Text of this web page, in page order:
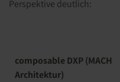
Perspektive deutlich:
composable DXP (MACH
Architektur)